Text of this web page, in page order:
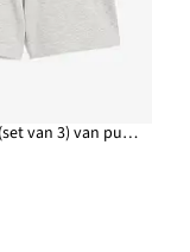
Jersey shorts (set van 3) van puur biologisch katoen